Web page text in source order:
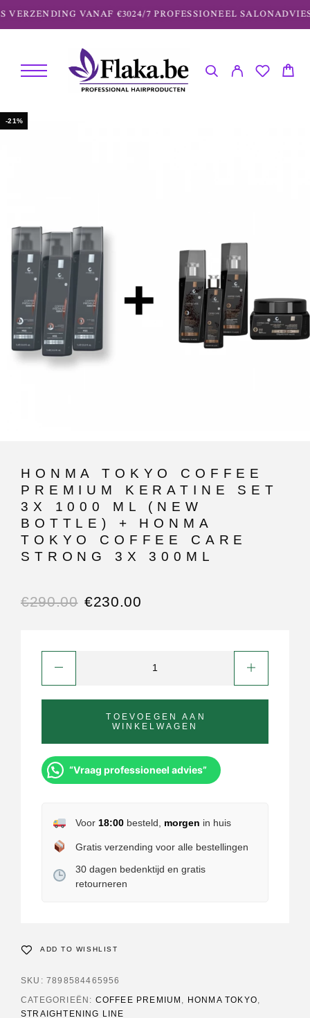
VERZENDING VANAF €3024/7 PROFESSIONEEL SALONADVIES
-21%
HONMA TOKYO COFFEE
PREMIUM KERATINE SET
3X 1000 ML (NEW
BOTTLE) + HONMA
TOKYO COFFEE CARE
STRONG 3X 300ML
€290.00 €230.00
TOEVOEGEN AAN
WINKELWAGEN
“Vraag professioneel advies”
Voor 18:00besteld, morgen in huis
Gratis verzending voor alle bestellingen
30 dagen bedenktijd en gratis
retourneren
ADD TO WISHLIST
SKU: 7898584465956
CATEGORIEËN: COFFEE PREMIUM , HONMA TOKYO,
STRAIGHTENING LINE